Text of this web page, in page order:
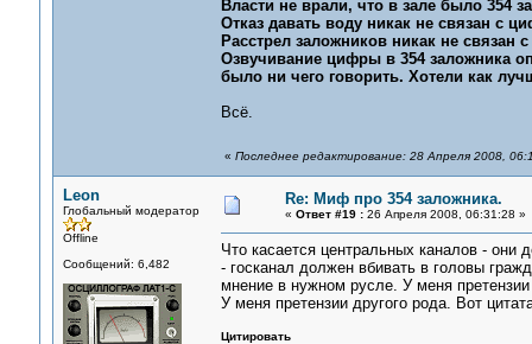
Власти не врали, что в зале было 354
Отказ давать воду никак не связан с
Расстрел заложников никак не
Озвучивание цифры в 354 заложника
было ни чего говорить. Хотели как
Всё.
« Последнее редактирование: 28 Апреля 2008,
Leon
Глобальный модератор
Offline
Сообщений: 6,482
Re: Миф про 354 заложника.
« Ответ #19 :26 Апреля 2008, 06:31:28 »
Что касается центральных каналов -
- госканал должен вбивать в головы
мнение в нужном русле. У меня
У меня претензии другого рода. Вот
Цитировать